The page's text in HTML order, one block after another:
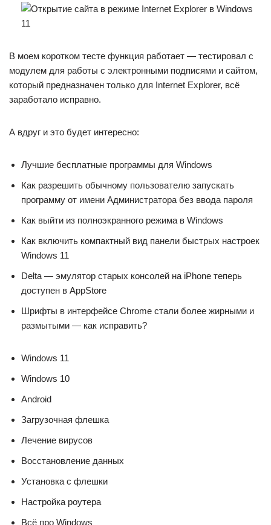
В моем коротком тесте функция работает — тестировал с
модулем для работы с электронными подписями и сайтом,
который предназначен только для Internet Explorer, всё
заработало исправно.
А вдруг и это будет интересно:
Лучшие бесплатные программы для Windows
Как разрешить обычному пользователю запускать
программу от имени Администратора без ввода пароля
Как выйти из полноэкранного режима в Windows
Как включить компактный вид панели быстрых настроек
Windows 11
Delta — эмулятор старых консолей на iPhone теперь
доступен в AppStore
Шрифты в интерфейсе Chrome стали более жирными и
размытыми — как исправить?
Windows 11
Windows 10
Android
Загрузочная флешка
Лечение вирусов
Восстановление данных
Установка с флешки
Настройка роутера
Всё про Windows